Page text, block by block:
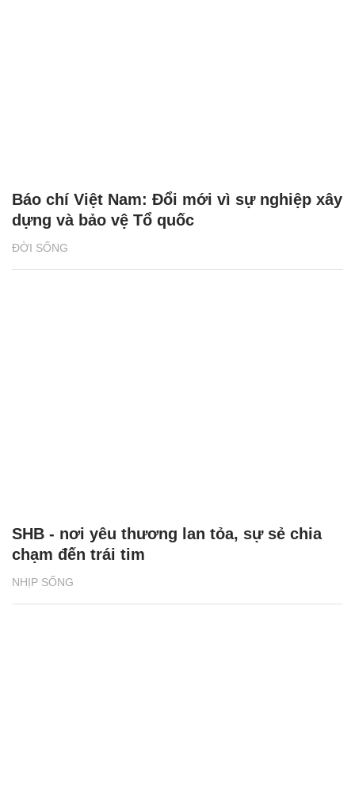
ĐỜI SỐNG
Báo chí Việt Nam: Đổi mới vì sự nghiệp xây
dựng và bảo vệ Tổ quốc
NHỊP SỐNG
SHB - nơi yêu thương lan tỏa, sự sẻ chia
chạm đến trái tim